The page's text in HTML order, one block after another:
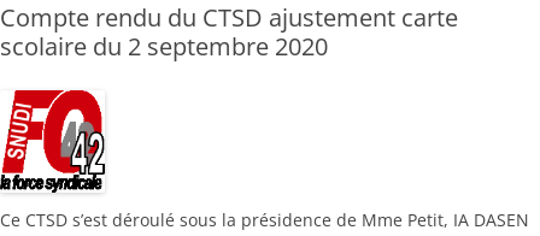
Compte rendu du CTSD ajustement carte
scolaire du 2 septembre 2020
Ce CTSD s’est déroulé sous la présidence de Mme Petit, IA DASEN